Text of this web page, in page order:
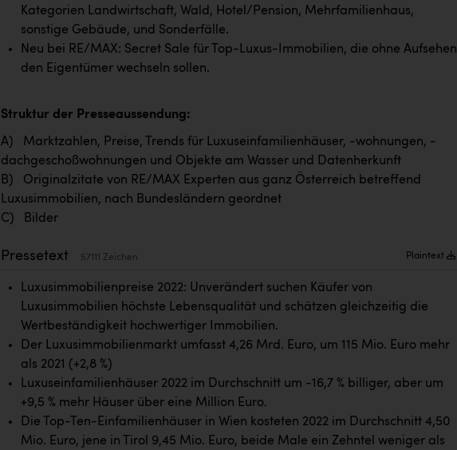
Kategorien Landwirtschaft, Wald, Hotel/Pension, Mehrfamilienhaus,
sonstige Gebäude, und Sonderfälle.
Neu bei RE/MAX: Secret Sale für Top-Luxus-Immobilien, die ohne Aufsehen
den Eigentümer wechseln sollen.
Struktur der Presseaussendung:
A) Marktzahlen, Preise, Trends für Luxuseinfamilienhäuser, -wohnungen, -
dachgeschoßwohnungen und Objekte am Wasser und Datenherkunft
B) Originalzitate von RE/MAX Experten aus ganz Österreich betreffend
Luxusimmobilien, nach Bundesländern geordnet
C) Bilder
Pressetext 57111 Zeichen Plaintext
Luxusimmobilienpreise 2022: Unverändert suchen Käufer von
Luxusimmobilien höchste Lebensqualität und schätzen gleichzeitig die
Wertbeständigkeit hochwertiger Immobilien.
Der Luxusimmobilienmarkt umfasst 4,26 Mrd. Euro, um 115 Mio. Euro mehr
als 2021 (+2,8 %)
Luxuseinfamilienhäuser 2022 im Durchschnitt um -16,7 % billiger, aber um
+9,5 % mehr Häuser über eine Million Euro.
Die Top-Ten-Einfamilienhäuser in Wien kosteten 2022 im Durchschnitt 4,50
Mio. Euro, jene in Tirol 9,45 Mio. Euro, beide Male ein Zehntel weniger als